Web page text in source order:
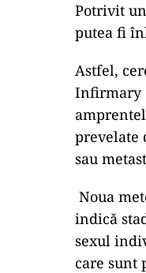
Potrivit
putea fi
Astfel,
Infirmary
prevelate
sau
Noua
indică
sexul
care sunt